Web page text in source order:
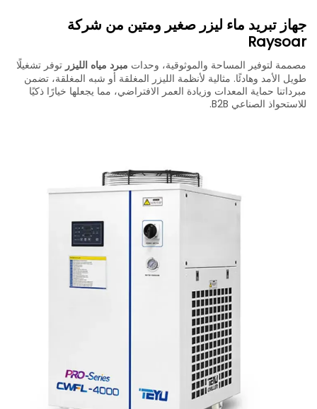
جهاز تبريد ماء ليزر صغير ومتين من شركة
Raysoar
مصممة لتوفير المساحة والموثوقية، وحدات مبرد مياه الليزر توفر تشغيلًا
طويل الأمد وهادئًا. مثالية لأنظمة الليزر المغلقة أو شبه المغلقة، تضمن
مبرداتنا حماية المعدات وزيادة العمر الافتراضي، مما يجعلها خيارًا ذكيًا
للاستحواذ الصناعي B2B.